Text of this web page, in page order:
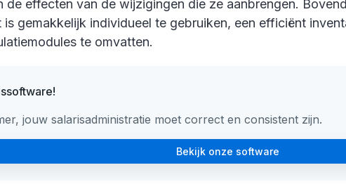
de effecten van de wijzigingen die ze aanbrengen.
gemakkelijk individueel te gebruiken, een efficiënt
te omvatten.
jouw salarisadministratie moet correct en consistent zijn.
Bekijk onze software